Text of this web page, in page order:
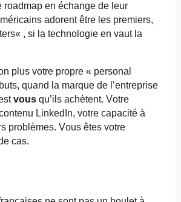
roadmap en échange de leur
adorent être les premiers,
« , si la technologie en vaut la
plus votre propre « personal
quand la marque de l’entreprise
vousqu’ils achètent. Votre
LinkedIn, votre capacité à
problèmes. Vous êtes votre
cas.